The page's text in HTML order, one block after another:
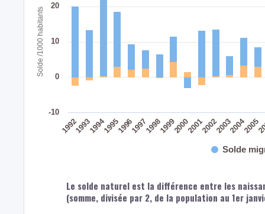
Solde /1000 habitants
19921993199419951996199719981999200020012002200320042005
-10
0
10
20
Solde
Le solde naturel est la différence entre les
(somme, divisée par 2, de la population au 1er